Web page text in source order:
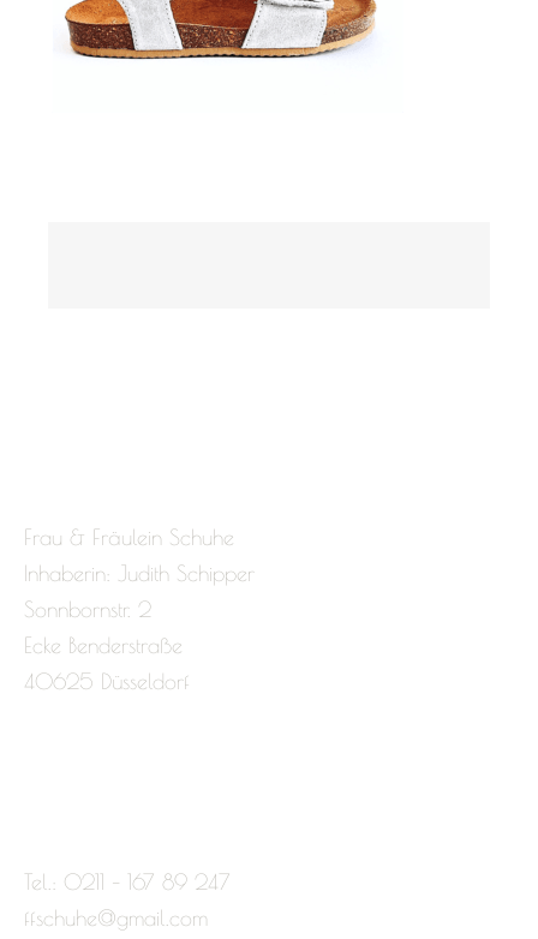
Frau & Fräulein Schuhe
Inhaberin: Judith Schipper
Sonnbornstr. 2
Ecke Benderstraße
40625 Düsseldorf
Tel.: 0211 – 167 89 247
ffschuhe@gmail.com